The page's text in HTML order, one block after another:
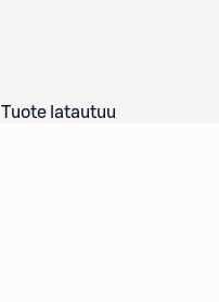
Tuote latautuu